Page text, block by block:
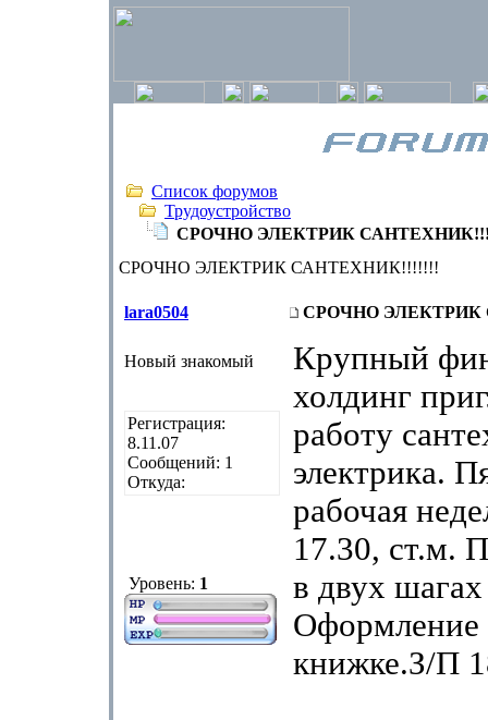
Список форумов
Трудоустройство
СРОЧНО ЭЛЕКТРИК
СРОЧНО ЭЛЕКТРИК САНТЕХНИК!!!!!!!
lara0504 СРОЧНО ЭЛЕКТРИК
Новый знакомый
Регистрация:
8.11.07
Сообщений: 1
Откуда:
Уровень: 1
Крупный
холдинг
работу
электрика.
рабочая
17.30, ст.м.
в двух
Оформление
книжке.З/П